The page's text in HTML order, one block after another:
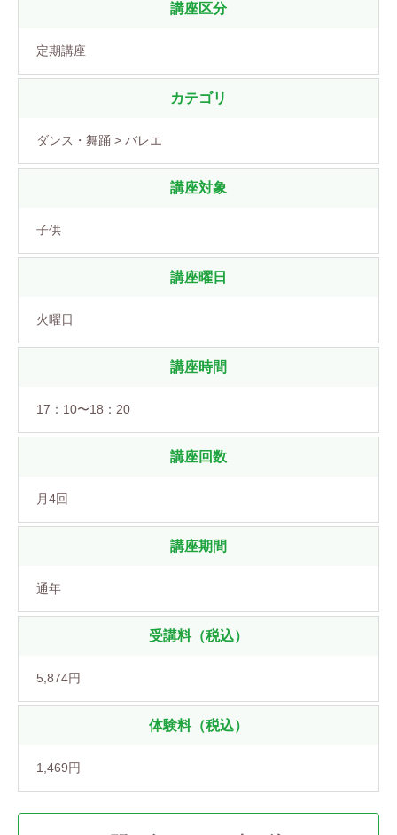
講座区分
定期講座
カテゴリ
ダンス・舞踊 > バレエ
講座対象
子供
講座曜日
火曜日
講座時間
17：10〜18：20
講座回数
月4回
講座期間
通年
受講料（税込）
5,874円
体験料（税込）
1,469円